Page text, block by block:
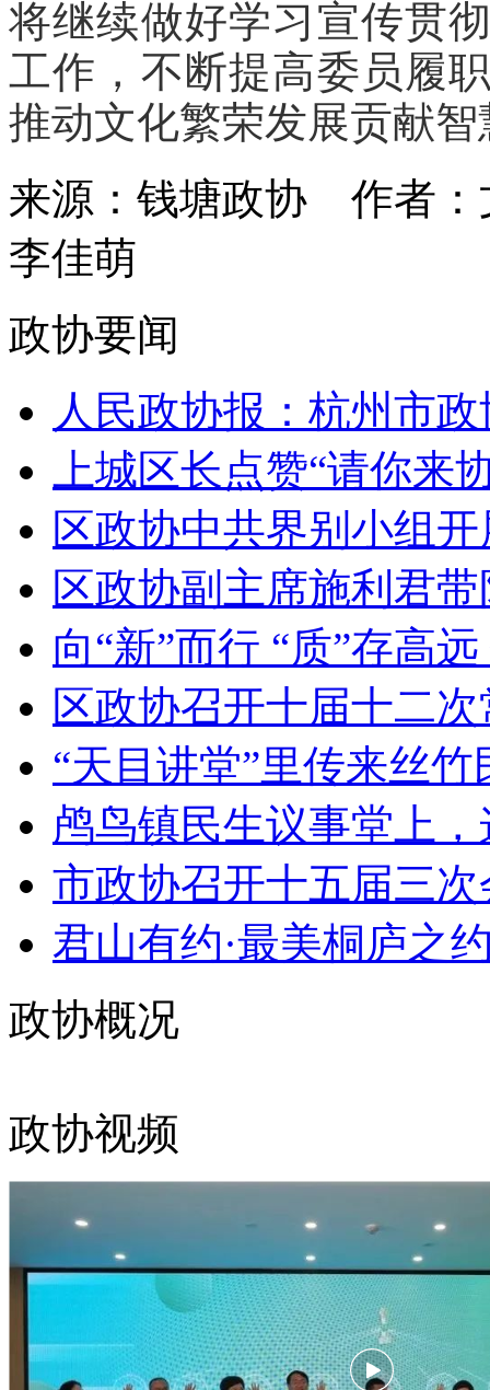
将继续做好学习宣传贯
工作，不断提高委员履
推动文化繁荣发展贡献
来源：钱塘政协 作者
李佳萌
政协要闻
人民政协报：杭州市
上城区长点赞“请你来
区政协中共界别小组
区政协副主席施利君
向“新”而行 “质”存高
区政协召开十届十二
“天目讲堂”里传来丝竹
鸬鸟镇民生议事堂上
市政协召开十五届三
君山有约·最美桐庐之
政协概况
政协视频